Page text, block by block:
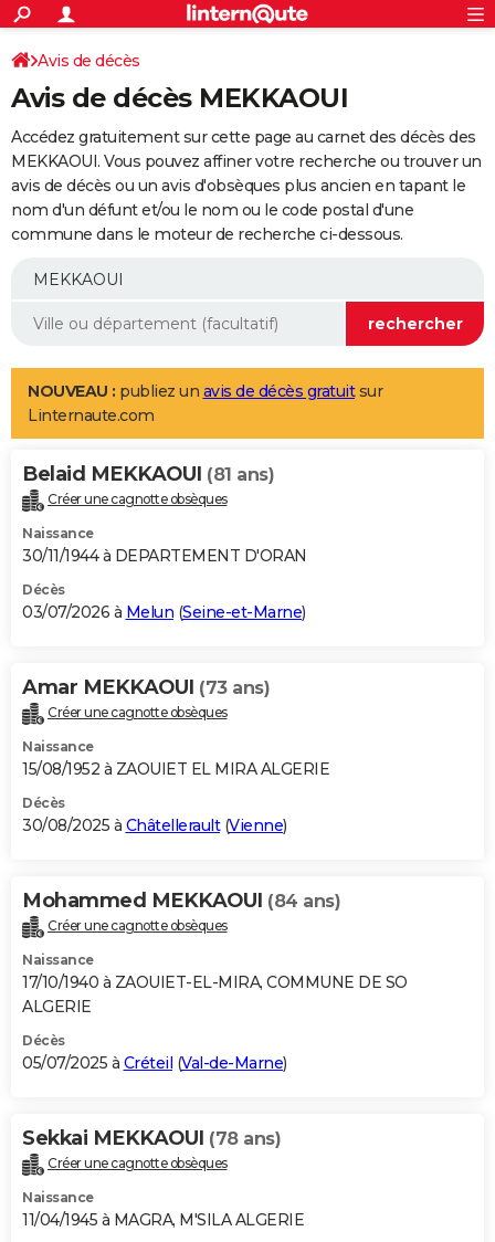
ACTUALITÉS
Politique
Société
Faits Divers
Education
Monde
Villes
+
SPORT
Coupe du monde 2026
Football
Tennis
Cyclisme
Rugby
Forum
Programme TV
TNT
Streaming
Cinéma
Sorties cinéma
Musique
+
FINANCE
Retraite
Epargne
Immobilier
Risques naturels par ville
Banque
Assurance
AUTO
Essais
Réserver un essai
Citadines
Berlines
SUV
Forum auto
+
Mobiles
Meilleur smartphone
Internet
Ordinateurs
Jeux vidéo
Guide high-tech
Aménagement intérieur
LIFESTYLE
Art de vivre
Bien-être
Loisirs
Mode
Modes de vie
Alimentation
Guide de la santé
Maladies
Médicaments
Sommeil
VOYAGE
Destinations
City break
Voyage nature
Voyage de noces
Forum
Climat
+PHOTO
GUIDES D'ACHAT
BONS PLANS
Carte de Noël
Carte Bonne année
Carte Saint-Valentin
Carte Pâques
Carte d'anniversaire
DICTIONNAIRE
Dictionnaire
Biographies
Citations
Expressions
Proverbes
PROGRAMME TV
S'inscrire
Se connecter
Lycées
Collèges
Primaires
Universités
Entreprises
Service militaire
Avis de recherche
AVIS DE DÉCÈS
Bricolage
Lifestyle
Culture
Sport
Auto
Television
Voyage
Cinema
Avis de décès
Avis de décès MEKKAOUI
Accédez gratuitement sur cette page au carnet des décès des
MEKKAOUI. Vous pouvez affiner votre recherche ou trouver un
avis de décès ou un avis d'obsèques plus ancien en tapant le
nom d'un défunt et/ou le nom ou le code postal d'une
commune dans le moteur de recherche ci-dessous.
NOUVEAU : publiez un avis de décès gratuitsur
Linternaute.com
Belaid MEKKAOUI (81 ans)
Créer une cagnotte obsèques
Naissance
30/11/1944 à DEPARTEMENT D'ORAN
Décès
03/07/2026 à Melun (Seine-et-Marne)
Amar MEKKAOUI (73 ans)
Créer une cagnotte obsèques
Naissance
15/08/1952 à ZAOUIET EL MIRA ALGERIE
Décès
30/08/2025 à Châtellerault(Vienne)
Mohammed MEKKAOUI (84 ans)
Créer une cagnotte obsèques
Naissance
17/10/1940 à ZAOUIET-EL-MIRA, COMMUNE DE SO
ALGERIE
Décès
05/07/2025 à Créteil (Val-de-Marne)
Sekkai MEKKAOUI (78 ans)
Créer une cagnotte obsèques
Naissance
11/04/1945 à MAGRA, M'SILA ALGERIE